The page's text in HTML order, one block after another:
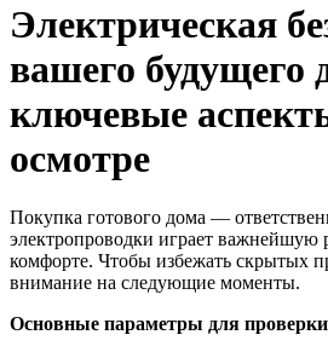
Электрическая
вашего будущего
ключевые
осмотре
Покупка готового дома —
электропроводки играет важнейшую
комфорте. Чтобы избежать скрытых
внимание на следующие моменты.
Основные параметры для проверки